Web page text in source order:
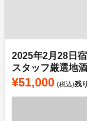
2025年2月28日
スタッフ厳選地
¥51,000 (税込)残り